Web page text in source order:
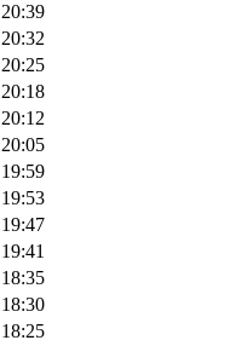
20:39
20:32
20:25
20:18
20:12
20:05
19:59
19:53
19:47
19:41
18:35
18:30
18:25